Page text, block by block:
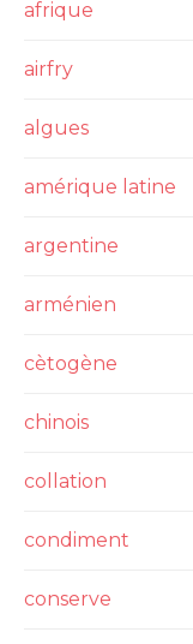
afrique
airfry
algues
amérique latine
argentine
arménien
cètogène
chinois
collation
condiment
conserve